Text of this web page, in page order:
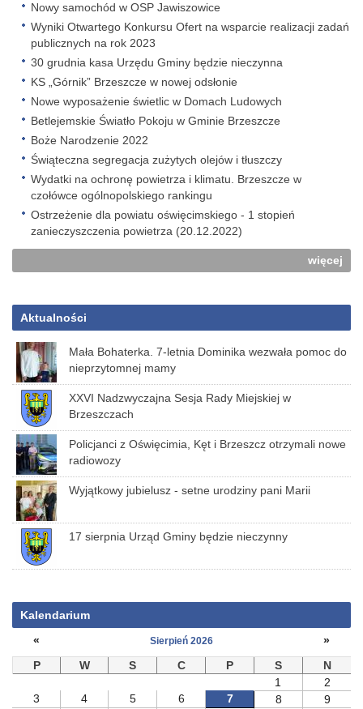
Nowy samochód w OSP Jawiszowice
Wyniki Otwartego Konkursu Ofert na wsparcie realizacji zadań
publicznych na rok 2023
30 grudnia kasa Urzędu Gminy będzie nieczynna
KS „Górnik” Brzeszcze w nowej odsłonie
Nowe wyposażenie świetlic w Domach Ludowych
Betlejemskie Światło Pokoju w Gminie Brzeszcze
Boże Narodzenie 2022
Świąteczna segregacja zużytych olejów i tłuszczy
Wydatki na ochronę powietrza i klimatu. Brzeszcze w
czołówce ogólnopolskiego rankingu
Ostrzeżenie dla powiatu oświęcimskiego - 1 stopień
zanieczyszczenia powietrza (20.12.2022)
więcej
Aktualności
Mała Bohaterka. 7-letnia Dominika wezwała pomoc do
nieprzytomnej mamy
XXVI Nadzwyczajna Sesja Rady Miejskiej w
Brzeszczach
Policjanci z Oświęcimia, Kęt i Brzeszcz otrzymali nowe
radiowozy
Wyjątkowy jubielusz - setne urodziny pani Marii
17 sierpnia Urząd Gminy będzie nieczynny
Kalendarium
«
Sierpień 2026
»
P
W S C P S
N
1
2
3
4 5 6 7 8
9